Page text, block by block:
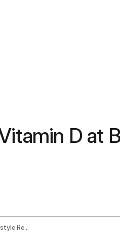
D at
Low Vitamin D And B12 Dietary And Lifestyle Recommendations